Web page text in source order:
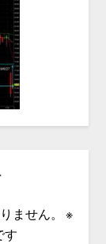
ません。
※
す